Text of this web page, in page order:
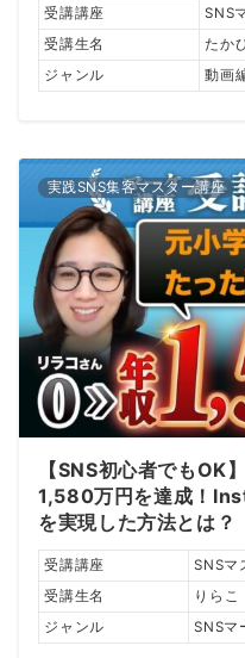
受講講座
SNS
受講生名
たか
ジャンル
動画
実践SNS集客マスター講座
【SNS初心者でもOK
1,580万円を達成！
を実現した方法とは？
受講講座
SNSマ
受講生名
りらこ
ジャンル
SNSマ